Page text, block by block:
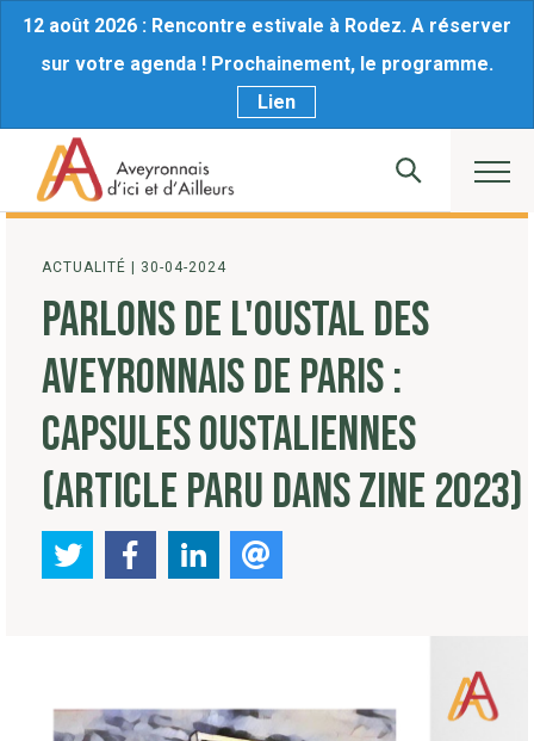
12 août 2026 : Rencontre estivale à Rodez. A réserver
sur votre agenda ! Prochainement, le programme.
Lien
ACTUALITÉ 30-04-2024
PARLONS DE L'OUSTAL DES
AVEYRONNAIS DE PARIS :
CAPSULES OUSTALIENNES
(ARTICLE PARU DANS ZINE 2023)